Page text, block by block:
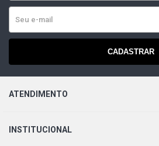
CADASTRAR
ATENDIMENTO
INSTITUCIONAL